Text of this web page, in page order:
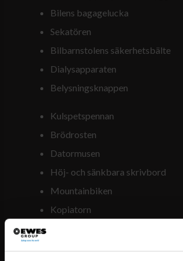
Bilens bagagelucka
Sekatören
Bilbarnstolens säkerhetsbälte
Dialysapparaten
Belysningsknappen
Kulspetspennan
Brödrosten
Datormusen
Höj- och sänkbara skrivbord
Mountainbiken
Kopiatorn